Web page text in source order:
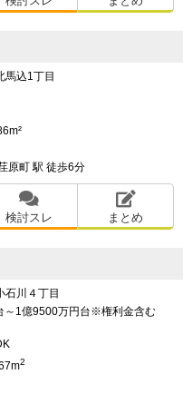
馬込1丁目
原町 駅 徒歩6分
検討スレ まとめ
石川４丁目
～1億9500万円台※権利金含む
2